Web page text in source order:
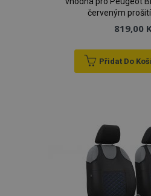
červeným
819,00
Přidat Do